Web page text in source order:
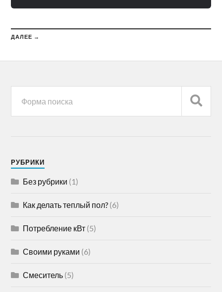
ДАЛЕЕ →
РУБРИКИ
Без рубрики (1)
Как делать теплый пол? (6)
Потребление кВт (5)
Своими руками (6)
Смеситель (5)